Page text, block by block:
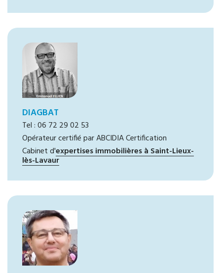
DIAGBAT
Tel : 06 72 29 02 53
Opérateur certifié par ABCIDIA Certification
Cabinet d'expertises immobilières à Saint-Lieux-
lès-Lavaur